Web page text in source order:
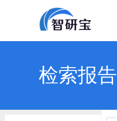
检索报告